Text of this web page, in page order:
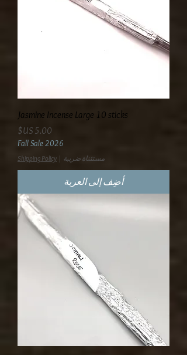
Jasmine Incense Large 10 sticks
السعر
Fall Sale 2026
مستثناة ضريبة |
Shipping Policy
أضِف إلى العربة